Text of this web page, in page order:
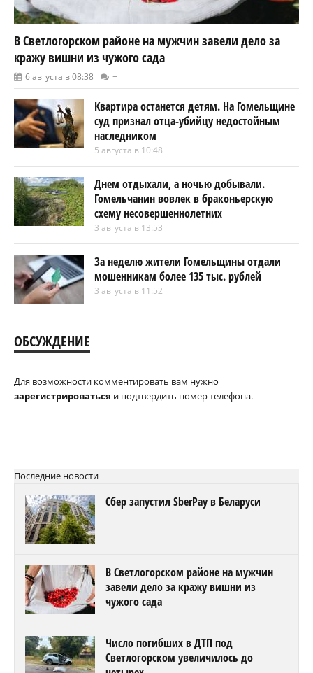
В Светлогорском районе на мужчин завели дело за
кражу вишни из чужого сада
6 августа в 08:38 +
Квартира останется детям. На Гомельщине
суд признал отца-убийцу недостойным
наследником
5 августа в 10:48
Днем отдыхали, а ночью добывали.
Гомельчанин вовлек в браконьерскую
схему несовершеннолетних
3 августа в 13:53
За неделю жители Гомельщины отдали
мошенникам более 135 тыс. рублей
3 августа в 11:52
ОБСУЖДЕНИЕ
Для возможности комментировать вам нужно
зарегистрироваться и подтвердить номер телефона.
Последние новости
Сбер запустил SberPay в Беларуси
В Светлогорском районе на мужчин
завели дело за кражу вишни из
чужого сада
Число погибших в ДТП под
Светлогорском увеличилось до